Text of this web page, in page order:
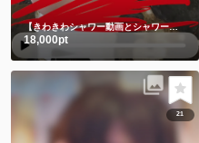
【きわきわシャワー動画とシャワー後写真】朝シャワーでさっぱり💗
18,000pt
21